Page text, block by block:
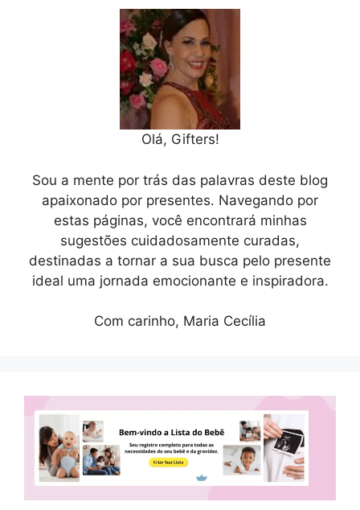
Olá, Gifters!
Sou a mente por trás das palavras deste blog
apaixonado por presentes. Navegando por
estas páginas, você encontrará minhas
sugestões cuidadosamente curadas,
destinadas a tornar a sua busca pelo presente
ideal uma jornada emocionante e inspiradora.
Com carinho, Maria Cecília